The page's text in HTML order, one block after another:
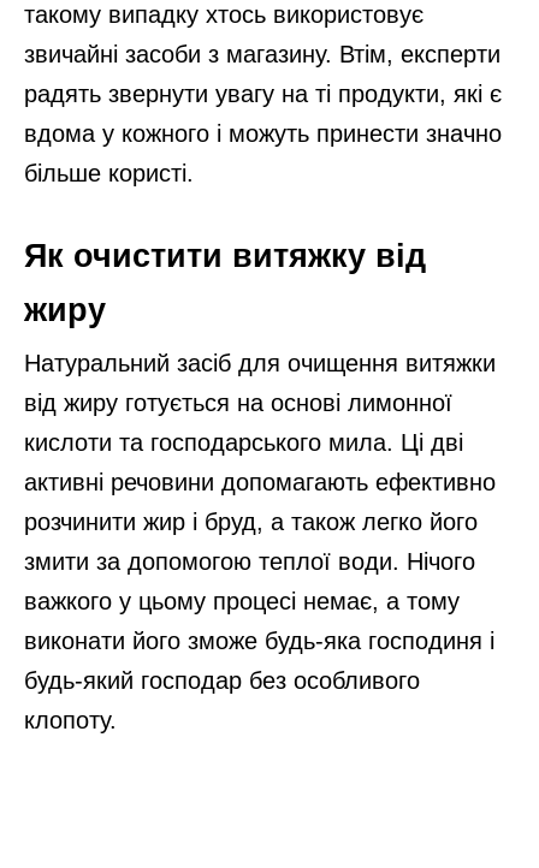
такому випадку хтось використовує
звичайні засоби з магазину. Втім, експерти
радять звернути увагу на ті продукти, які є
вдома у кожного і можуть принести значно
більше користі.
Як очистити витяжку від
жиру
Натуральний засіб для очищення витяжки
від жиру готується на основі лимонної
кислоти та господарського мила. Ці дві
активні речовини допомагають ефективно
розчинити жир і бруд, а також легко його
змити за допомогою теплої води. Нічого
важкого у цьому процесі немає, а тому
виконати його зможе будь-яка господиня і
будь-який господар без особливого
клопоту.